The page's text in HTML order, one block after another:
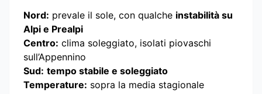
Nord: prevale il sole, con qualche instabilità su
Alpi e Prealpi
Centro: clima soleggiato, isolati piovaschi
sull’Appennino
Sud: tempo stabile e soleggiato
Temperature: sopra la media stagionale